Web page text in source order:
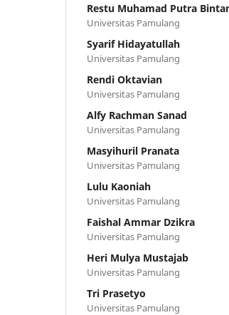
Restu Muhamad Putra
Universitas Pamulang
Syarif Hidayatullah
Universitas Pamulang
Rendi Oktavian
Universitas Pamulang
Alfy Rachman Sanad
Universitas Pamulang
Masyihuril Pranata
Universitas Pamulang
Lulu Kaoniah
Universitas Pamulang
Faishal Ammar Dzikra
Universitas Pamulang
Heri Mulya Mustajab
Universitas Pamulang
Tri Prasetyo
Universitas Pamulang